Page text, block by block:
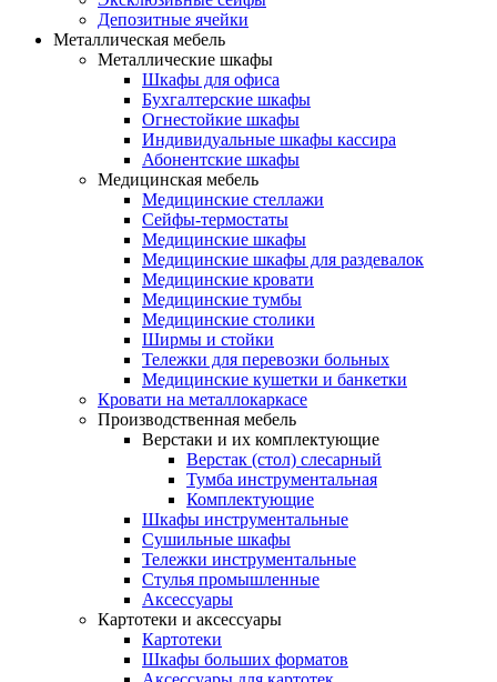
Депозитные ячейки
Металлическая мебель
Металлические шкафы
Шкафы для офиса
Бухгалтерские шкафы
Огнестойкие шкафы
Индивидуальные шкафы кассира
Абонентские шкафы
Медицинская мебель
Медицинские стеллажи
Сейфы-термостаты
Медицинские шкафы
Медицинские шкафы для раздевалок
Медицинские кровати
Медицинские тумбы
Медицинские столики
Ширмы и стойки
Тележки для перевозки больных
Медицинские кушетки и банкетки
Кровати на металлокаркасе
Производственная мебель
Верстаки и их комплектующие
Верстак (стол) слесарный
Тумба инструментальная
Комплектующие
Шкафы инструментальные
Сушильные шкафы
Тележки инструментальные
Стулья промышленные
Аксессуары
Картотеки и аксессуары
Картотеки
Шкафы больших форматов